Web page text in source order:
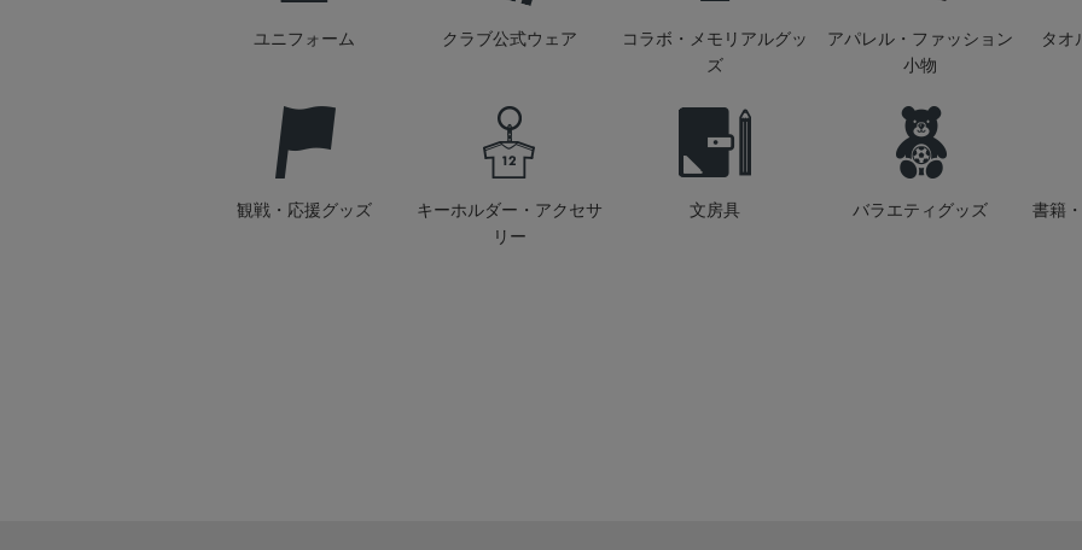
ユニフォーム クラブ公式ウェア
コラボ・メモリアルグッ
ズ
アパレル・ファッション
小物
タオ
観戦・応援グッズ
キーホルダー・アクセサ
リー
文房具 バラエティグッズ 書籍